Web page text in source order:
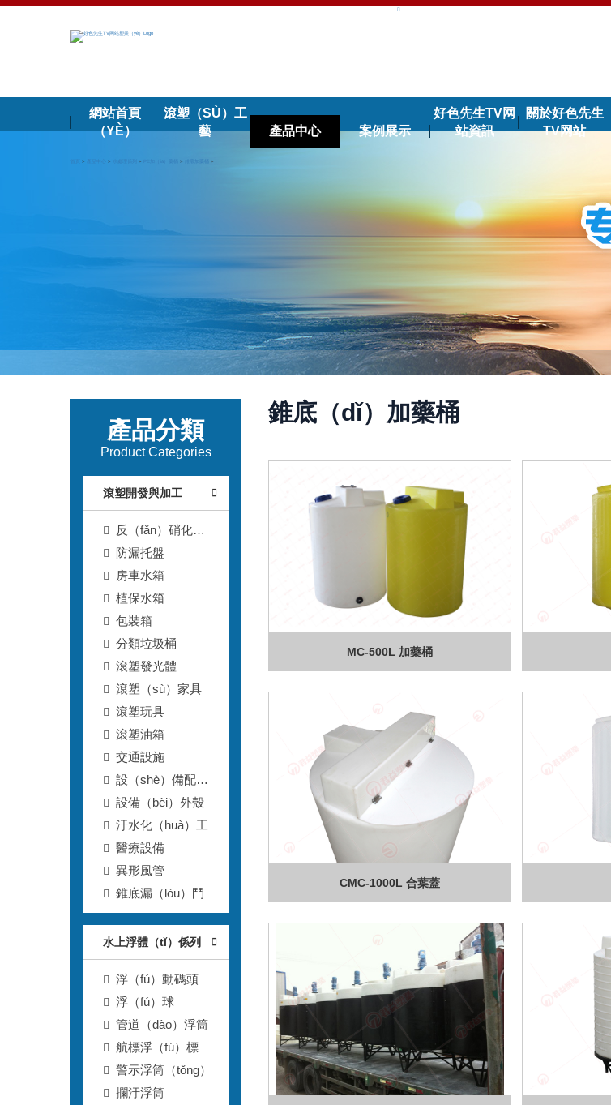
網站首頁
（YÈ）
滾塑（SÙ）工
藝
產品中心 案例展示
好色先生TV网
站資訊
關於好色先生
TV网站
> > > > >
產品分類
Product Categories
滾塑開發與加工
反（fǎn）硝化深
（shēn）床濾池T型
濾磚
防漏托盤
房車水箱
植保水箱
包裝箱
分類垃圾桶
滾塑發光體
滾塑（sù）家具
滾塑玩具
滾塑油箱
交通設施
設（shè）備配套
滾塑箱
設備（bèi）外殼
汙水化（huà）工
醫療設備
異形風管
錐底漏（lòu）鬥
水上浮體（tǐ）係列
浮（fú）動碼頭
浮（fú）球
管道（dào）浮筒
航標浮（fú）標
警示浮筒（tǒng）
攔汙浮筒
錐底（dǐ）加藥桶
MC-500L 加藥桶
CMC-1000L 合葉蓋